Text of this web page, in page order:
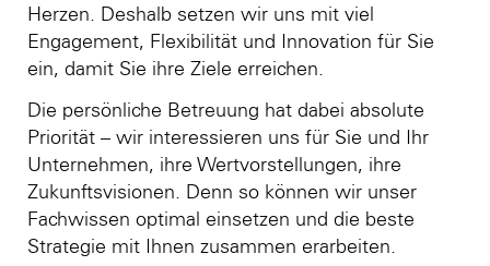
Herzen. Deshalb setzen wir uns mit viel
Engagement, Flexibilität und Innovation für Sie
ein, damit Sie ihre Ziele erreichen.
Die persönliche Betreuung hat dabei absolute
Priorität – wir interessieren uns für Sie und Ihr
Unternehmen, ihre Wertvorstellungen, ihre
Zukunftsvisionen. Denn so können wir unser
Fachwissen optimal einsetzen und die beste
Strategie mit Ihnen zusammen erarbeiten.